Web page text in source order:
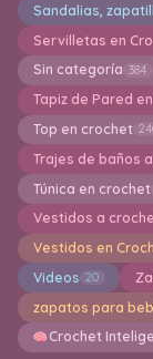
Sandalias,
Servilletas en
Sin categoría 384
Tapiz de Pared
Top en crochet
Trajes de baños
Túnica en crochet
Vestidos a
Vestidos en
Videos 20
zapatos para
Crochet